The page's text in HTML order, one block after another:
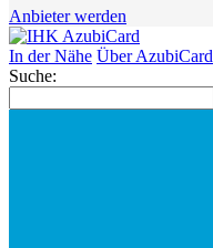
Anbieter werden
In der Nähe Über AzubiCard
Suche: